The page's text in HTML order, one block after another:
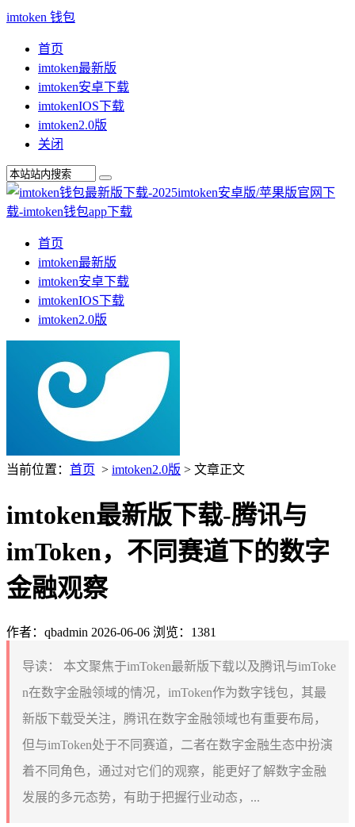
imtoken 钱包
首页
imtoken最新版
imtoken安卓下载
imtokenIOS下载
imtoken2.0版
关闭
首页
imtoken最新版
imtoken安卓下载
imtokenIOS下载
imtoken2.0版
当前位置： 首页 > imtoken2.0版 > 文章正文
imtoken最新版下载-腾讯与
imToken，不同赛道下的数字
金融观察
作者：qbadmin 2026-06-06 浏览：1381
导读：
本文聚焦于imToken最新版下载以及腾讯与imToke
n在数字金融领域的情况，imToken作为数字钱包，其最
新版下载受关注，腾讯在数字金融领域也有重要布局，
但与imToken处于不同赛道，二者在数字金融生态中扮演
着不同角色，通过对它们的观察，能更好了解数字金融
发展的多元态势，有助于把握行业动态，...